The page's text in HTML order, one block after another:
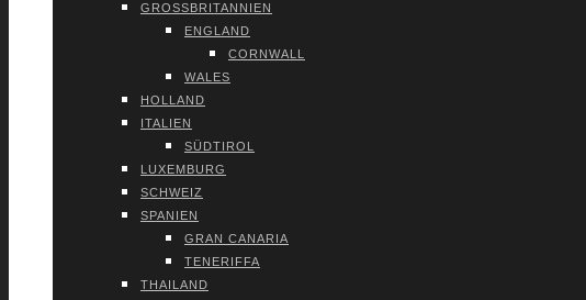
GROSS­BRI­TAN­NI­EN
ENG­LAND
CORN­WALL
WALES
HOL­LAND
ITA­LI­EN
SÜD­TI­ROL
LUXEM­BURG
SCHWEIZ
SPA­NI­EN
GRAN CANA­RIA
TENE­RIF­FA
THAI­LAND